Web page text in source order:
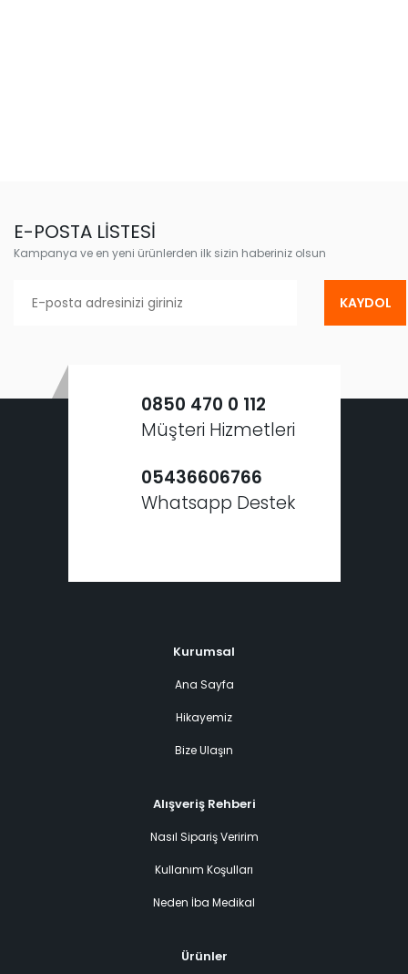
E-POSTA LİSTESİ
Kampanya ve en yeni ürünlerden ilk sizin haberiniz olsun
KAYDOL
0850 470 0 112
Müşteri Hizmetleri
05436606766
Whatsapp Destek
Kurumsal
Ana Sayfa
Hikayemiz
Bize Ulaşın
Alışveriş Rehberi
Nasıl Sipariş Veririm
Kullanım Koşulları
Neden İba Medikal
Ürünler